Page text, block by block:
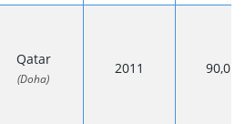
Qatar
(Doha)
2011 90,0